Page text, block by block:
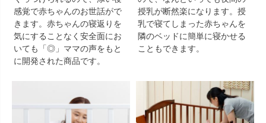
感覚で赤ちゃんのお世話がで
きます。赤ちゃんの寝返りを
気にすることなく安全面にお
いても「◎」ママの声をもと
に開発された商品です。
授乳が断然楽になります。授
乳で寝てしまった赤ちゃんを
隣のベッドに簡単に寝かせる
こともできます。